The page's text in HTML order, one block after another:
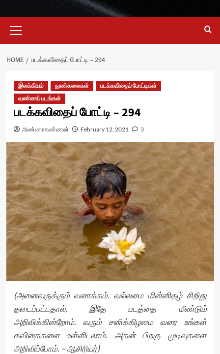
Menu
HOME படக்கவிதைப் போட்டி – 294
இலக்கியம் நுண்கலைகள்
படக்கவிதைப் போட்டிகள்
வண்ணப் படங்கள்
படக்கவிதைப் போட்டி – 294
அண்ணாகண்ணன் February 12, 2021 3
(அனைவருக்கும் வணக்கம். வல்லமை மின்னிதழ் சிறிது
தடைப்பட்டதால், இதே படத்தை மீண்டும்
அறிவிக்கின்றோம். வரும் சனிக்கிழமை வரை உங்கள்
கவிதைகளை உள்ளிடலாம். அதன் பிறகு முடிவுகளை
அறிவிப்போம். – ஆசிரியர்)